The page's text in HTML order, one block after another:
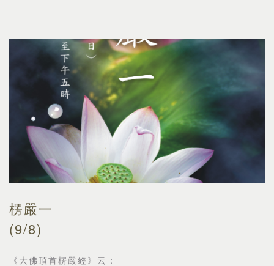
楞嚴一
(9/8)
《大佛頂首楞嚴經》云：